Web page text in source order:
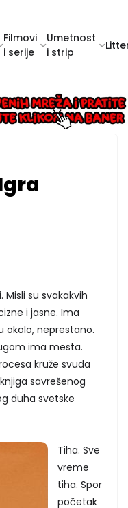
Filmovi
i serije
Umetnost
i strip
Misli su svakakvih
i jasne. Ima
okolo, neprestano.
ima mesta.
kruže svuda
savrešenog
duha svetske
Tiha. Sve
vreme
tiha. Spor
početak